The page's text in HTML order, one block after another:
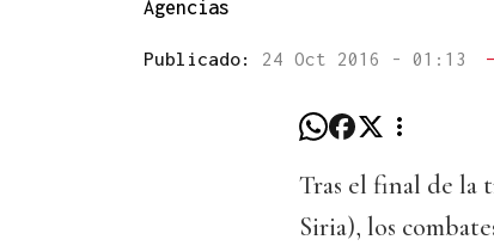
Agencias
Publicado: 24 Oct 2016 - 01:13
Tras el final de la
Siria), los